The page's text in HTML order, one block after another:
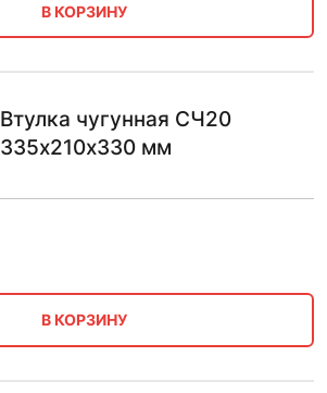
В КОРЗИНУ
Втулка чугунная СЧ20
335х210х330 мм
В КОРЗИНУ